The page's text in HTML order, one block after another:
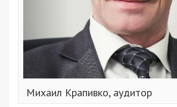
Михаил Крапивко, аудитор